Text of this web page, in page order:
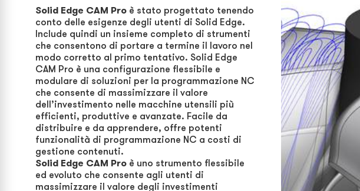
Solid Edge CAM Pro è stato progettato tenendo
conto delle esigenze degli utenti di Solid Edge.
Include quindi un insieme completo di strumenti
che consentono di portare a termine il lavoro nel
modo corretto al primo tentativo. Solid Edge
CAM Pro è una configurazione flessibile e
modulare di soluzioni per la programmazione NC
che consente di massimizzare il valore
dell’investimento nelle macchine utensili più
efficienti, produttive e avanzate. Facile da
distribuire e da apprendere, offre potenti
funzionalità di programmazione NC a costi di
gestione contenuti.
Solid Edge CAM Pro è uno strumento flessibile
ed evoluto che consente agli utenti di
massimizzare il valore degli investimenti